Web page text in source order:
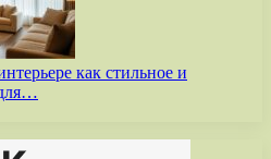
как стильное и